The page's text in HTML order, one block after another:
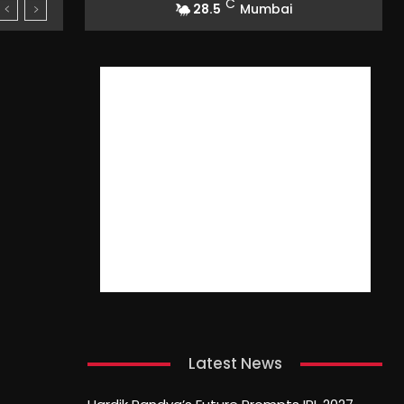
28.5 C Mumbai
Latest News